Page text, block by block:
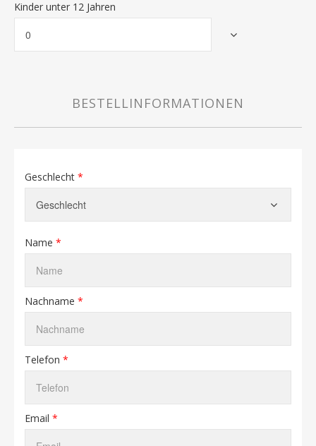
Kinder unter 12 Jahren
BESTELLINFORMATIONEN
Geschlecht *
Name *
Nachname *
Telefon *
Email *